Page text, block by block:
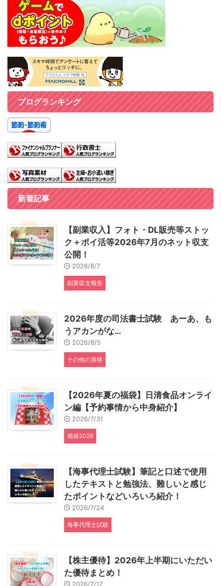
ブログランキング
新着記事
【副業収入】フォト・DL販売等ストッ
ク＋ポイ活等2026年7月のネット収支
公開！
2026/8/7
副業収支報告
2026年度の司法書士試験 あーあ、も
うアカンがな…
2026/8/5
その他の資格
【2026年夏の福袋】日清食品オンライ
ン編【予約事情から中身紹介】
2026/7/31
福袋2026
【海事代理士試験】筆記と口述で使用
したテキストと勉強法、難しいと感じ
たポイントなどいろいろ紹介！
2026/7/24
海事代理士試験
【株主優待】2026年上半期にいただい
た優待まとめ！
2026/7/17